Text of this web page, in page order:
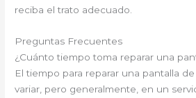
reciba el trato adecuado.
Preguntas Frecuentes
¿Cuánto tiempo toma reparar una
El tiempo para reparar una pantalla
variar, pero generalmente, en un